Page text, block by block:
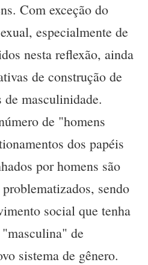
Com exceção do
especialmente de
nesta reflexão, ainda
de construção de
masculinidade.
de "homens
dos papéis
por homens são
sendo
social que tenha
de
sistema de gênero.